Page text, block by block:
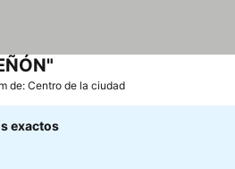
de: Centro de la ciudad
exactos